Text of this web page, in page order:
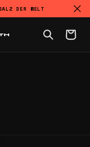
DER WELT
Warenkorb